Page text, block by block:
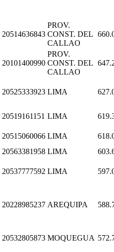
20514636843
PROV.
CONST. DEL
CALLAO
20101400990
PROV.
CONST. DEL
CALLAO
20525333923 LIMA
20519161151 LIMA
20515060066 LIMA
20563381958 LIMA
20537777592 LIMA
20228985237 AREQUIPA
20532805873 MOQUEGUA